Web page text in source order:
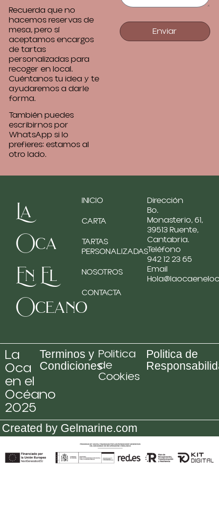
Recuerda que no
hacemos reservas de
mesa, pero sí
aceptamos encargos
de tartas
personalizadas para
recoger en local.
Cuéntanos tu idea y te
ayudaremos a darle
forma.
También puedes
escribirnos por
WhatsApp si lo
prefieres: estamos al
otro lado.
Enviar
La
Oca
En El
Oceano
INICIO
CARTA
TARTAS
PERSONALIZADAS
NOSOTROS
CONTACTA
Dirección
Bo.
Monasterio, 61,
39513 Ruente,
Cantabria.
Teléfono
942 12 23 65
Email
La
Oca
en el
Océano
2025
Terminos y
Condiciones
Politica
de
Cookies
Politica de
Created by Gelmarine.com